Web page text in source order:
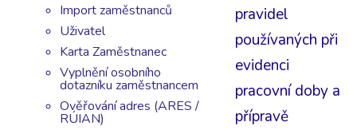
Import zaměstnanců
Uživatel
Karta Zaměstnanec
Vyplnění osobního
dotazníku zaměstnancem
Ověřování adres (ARES /
RÚIAN)
pravidel
používaných při
evidenci
pracovní doby a
přípravě